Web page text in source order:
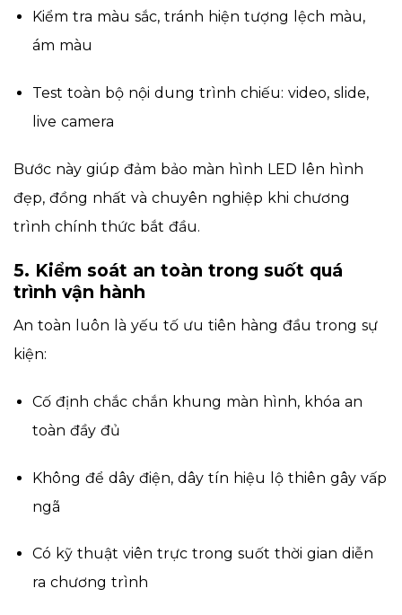
Kiểm tra màu sắc, tránh hiện tượng lệch màu,
ám màu
Test toàn bộ nội dung trình chiếu: video, slide,
live camera
Bước này giúp đảm bảo màn hình LED lên hình
đẹp, đồng nhất và chuyên nghiệp khi chương
trình chính thức bắt đầu.
5. Kiểm soát an toàn trong suốt quá
trình vận hành
An toàn luôn là yếu tố ưu tiên hàng đầu trong sự
kiện:
Cố định chắc chắn khung màn hình, khóa an
toàn đầy đủ
Không để dây điện, dây tín hiệu lộ thiên gây vấp
ngã
Có kỹ thuật viên trực trong suốt thời gian diễn
ra chương trình